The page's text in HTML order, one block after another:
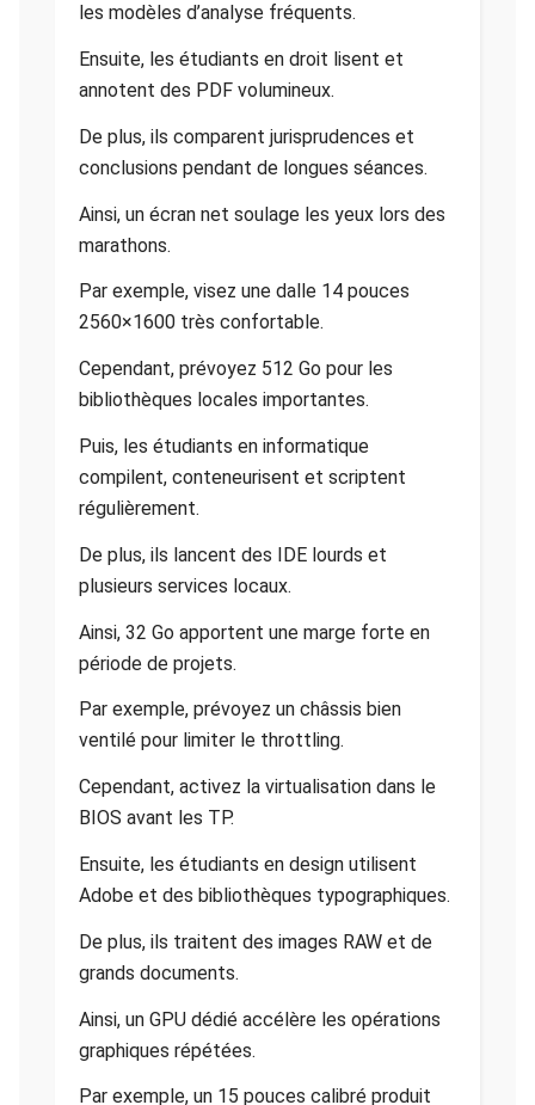
les modèles d’analyse fréquents.
Ensuite, les étudiants en droit lisent et
annotent des PDF volumineux.
De plus, ils comparent jurisprudences et
conclusions pendant de longues séances.
Ainsi, un écran net soulage les yeux lors des
marathons.
Par exemple, visez une dalle 14 pouces
2560×1600 très confortable.
Cependant, prévoyez 512 Go pour les
bibliothèques locales importantes.
Puis, les étudiants en informatique
compilent, conteneurisent et scriptent
régulièrement.
De plus, ils lancent des IDE lourds et
plusieurs services locaux.
Ainsi, 32 Go apportent une marge forte en
période de projets.
Par exemple, prévoyez un châssis bien
ventilé pour limiter le throttling.
Cependant, activez la virtualisation dans le
BIOS avant les TP.
Ensuite, les étudiants en design utilisent
Adobe et des bibliothèques typographiques.
De plus, ils traitent des images RAW et de
grands documents.
Ainsi, un GPU dédié accélère les opérations
graphiques répétées.
Par exemple, un 15 pouces calibré produit